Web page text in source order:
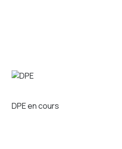
Les informations sur les
DPE en cours